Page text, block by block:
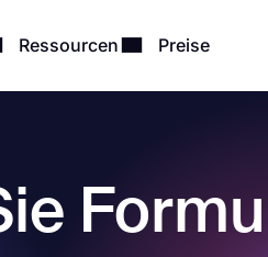
Ressourcen Preise